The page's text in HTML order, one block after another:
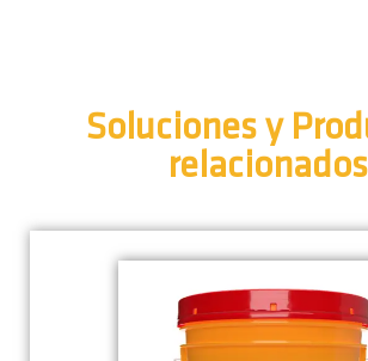
Soluciones y
relacionados